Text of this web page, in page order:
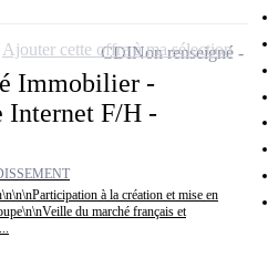
Immobilier -
Internet F/H -
à la création et mise en
du marché français et
CDINon renseigné
Ajouter cette offre à ma sélection